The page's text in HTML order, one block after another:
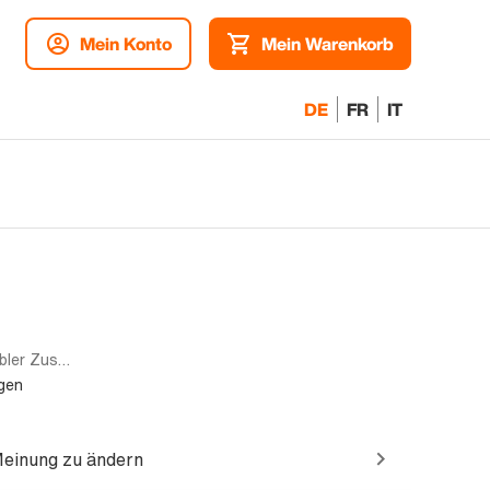
Mein Konto Mein Warenkorb
DE FR IT
Dual-SIM | 512GB | Grau | Akzeptabler Zustand
zu ändern